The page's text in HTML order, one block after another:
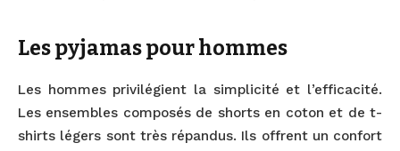
Les pyjamas pour hommes
Les hommes privilégient la simplicité et l’efficacité.
Les ensembles composés de shorts en coton et de t-
shirts légers sont très répandus. Ils offrent un confort